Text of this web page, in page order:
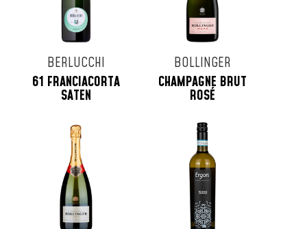
BERLUCCHI
61 FRANCIACORTA
SATEN
BOLLINGER
CHAMPAGNE BRUT
ROSÉ